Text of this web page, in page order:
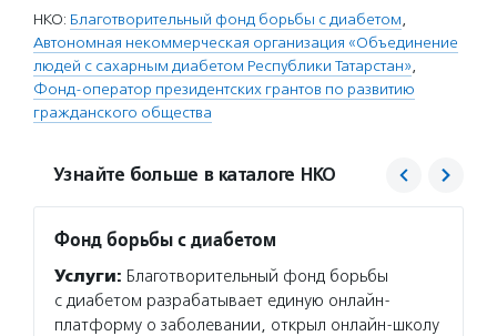
НКО: Благотворительный фонд борьбы с диабетом,
Автономная некоммерческая организация «Объединение
людей с сахарным диабетом Республики Татарстан»,
Фонд-оператор президентских грантов по развитию
гражданского общества
Узнайте больше в каталоге НКО
Фонд борьбы с диабетом
Услуги: Благотворительный фонд борьбы
с диабетом разрабатывает единую онлайн-
платформу о заболевании, открыл онлайн-школу